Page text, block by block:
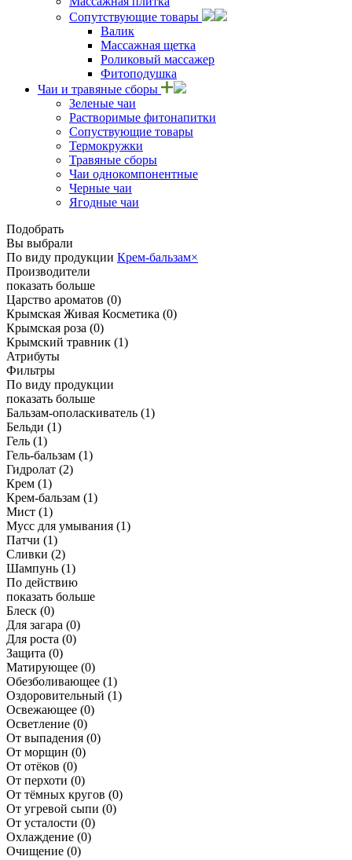
Сопутствующие товары
Валик
Массажная щетка
Роликовый массажер
Фитоподушка
Чаи и травяные сборы
Зеленые чаи
Растворимые фитонапитки
Сопуствующие товары
Термокружки
Травяные сборы
Чаи однокомпонентные
Черные чаи
Ягодные чаи
Подобрать
Вы выбрали
По виду продукции Крем-бальзам×
Производители
показать больше
Царство ароматов (0)
Крымская Живая Косметика (0)
Крымская роза (0)
Крымский травник (1)
Атрибуты
Фильтры
По виду продукции
показать больше
Бальзам-ополаскиватель (1)
Бельди (1)
Гель (1)
Гель-бальзам (1)
Гидролат (2)
Крем (1)
Крем-бальзам (1)
Мист (1)
Мусс для умывания (1)
Патчи (1)
Сливки (2)
Шампунь (1)
По действию
показать больше
Блеск (0)
Для загара (0)
Для роста (0)
Защита (0)
Матирующее (0)
Обезболивающее (1)
Оздоровительный (1)
Освежающее (0)
Осветление (0)
От выпадения (0)
От морщин (0)
От отёков (0)
От перхоти (0)
От тёмных кругов (0)
От угревой сыпи (0)
От усталости (0)
Охлаждение (0)
Очищение (0)